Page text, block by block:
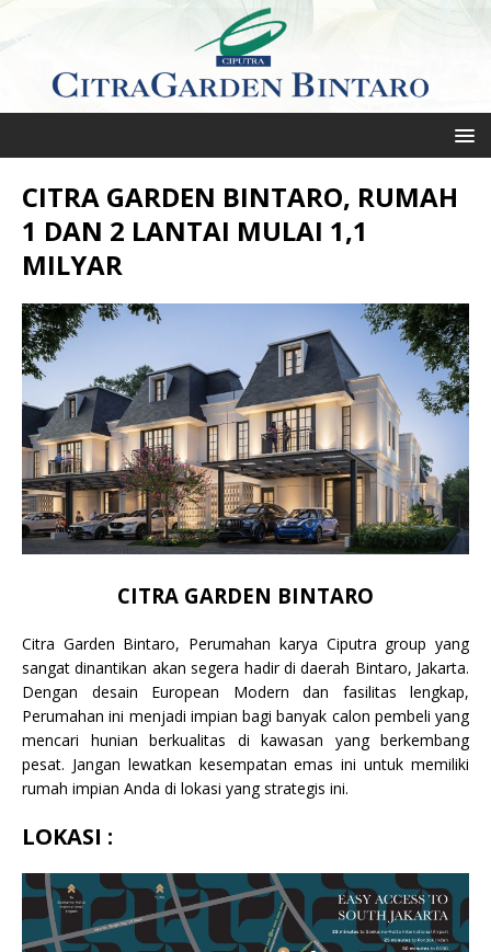
CITRA GARDEN BINTARO, RUMAH
1 DAN 2 LANTAI MULAI 1,1
MILYAR
CITRA GARDEN BINTARO
Citra Garden Bintaro, Perumahan karya Ciputra group yang
sangat dinantikan akan segera hadir di daerah Bintaro, Jakarta.
Dengan desain European Modern dan fasilitas lengkap,
Perumahan ini menjadi impian bagi banyak calon pembeli yang
mencari hunian berkualitas di kawasan yang berkembang
pesat. Jangan lewatkan kesempatan emas ini untuk memiliki
rumah impian Anda di lokasi yang strategis ini.
LOKASI :